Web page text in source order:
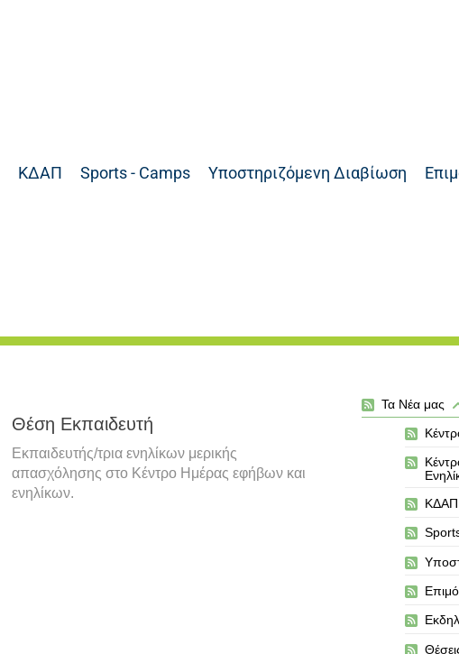
ΚΔΑΠ Sports - Camps Υποστηριζόμενη Διαβίωση
Θέση Εκπαιδευτή
Εκπαιδευτής/τρια ενηλίκων μερικής
απασχόλησης στο Κέντρο Ημέρας εφήβων και
ενηλίκων.
Τα Νέα μας
ΚΔΑΠ